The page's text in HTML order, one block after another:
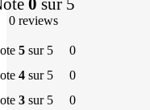
0 reviews
5 sur 5
0
4 sur 5
0
3 sur 5
0